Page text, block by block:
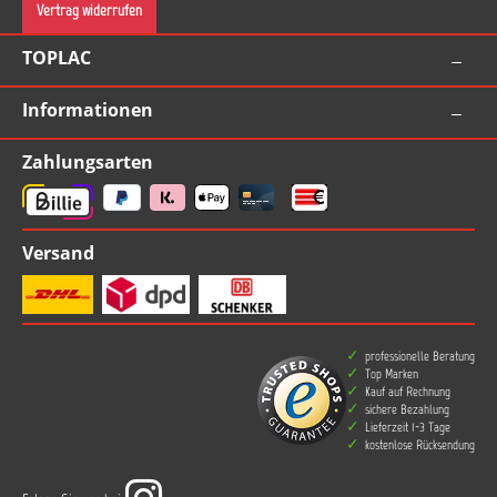
Vertrag widerrufen
TOPLAC
Informationen
Zahlungsarten
Versand
professionelle Beratung
Top Marken
Kauf auf Rechnung
sichere Bezahlung
Lieferzeit 1-3 Tage
kostenlose Rücksendung